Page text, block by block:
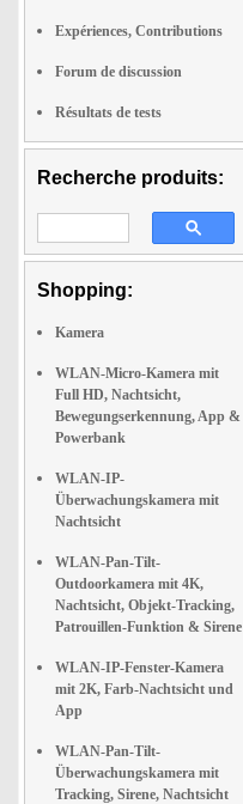
Expériences, Contributions
Forum de discussion
Résultats de tests
Recherche produits:
Shopping:
Kamera
WLAN-Micro-Kamera mit
Full HD, Nachtsicht,
Bewegungserkennung, App &
Powerbank
WLAN-IP-
Überwachungskamera mit
Nachtsicht
WLAN-Pan-Tilt-
Outdoorkamera mit 4K,
Nachtsicht, Objekt-Tracking,
Patrouillen-Funktion & Sirene
WLAN-IP-Fenster-Kamera
mit 2K, Farb-Nachtsicht und
App
WLAN-Pan-Tilt-
Überwachungskamera mit
Tracking, Sirene, Nachtsicht